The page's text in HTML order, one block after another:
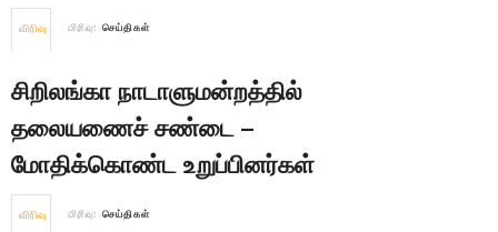
விரிவு பிரிவு: செய்திகள்
சிறிலங்கா நாடாளுமன்றத்தில்
தலையணைச் சண்டை –
மோதிக்கொண்ட உறுப்பினர்கள்
விரிவு பிரிவு: செய்திகள்